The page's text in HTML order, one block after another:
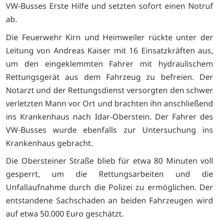
VW-Busses Erste Hilfe und setzten sofort einen Notruf
ab.
Die Feuerwehr Kirn und Heimweiler rückte unter der
Leitung von Andreas Kaiser mit 16 Einsatzkräften aus,
um den eingeklemmten Fahrer mit hydraulischem
Rettungsgerät aus dem Fahrzeug zu befreien. Der
Notarzt und der Rettungsdienst versorgten den schwer
verletzten Mann vor Ort und brachten ihn anschließend
ins Krankenhaus nach Idar-Oberstein. Der Fahrer des
VW-Busses wurde ebenfalls zur Untersuchung ins
Krankenhaus gebracht.
Die Obersteiner Straße blieb für etwa 80 Minuten voll
gesperrt, um die Rettungsarbeiten und die
Unfallaufnahme durch die Polizei zu ermöglichen. Der
entstandene Sachschaden an beiden Fahrzeugen wird
auf etwa 50.000 Euro geschätzt.